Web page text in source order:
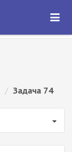
ОТКРЫТЬ
/ Задача 74